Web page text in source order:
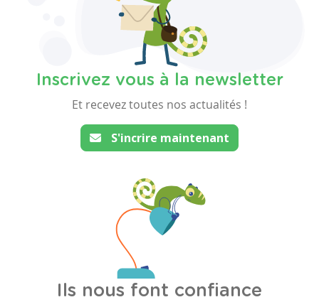
Inscrivez vous à la newsletter
Et recevez toutes nos actualités !
S'incrire maintenant
Ils nous font confiance